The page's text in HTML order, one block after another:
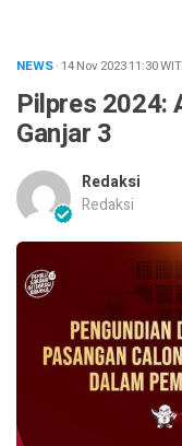
NEWS· 14 Nov 202311:30
Pilpres 2024:
Ganjar 3
Redaksi
Redaksi